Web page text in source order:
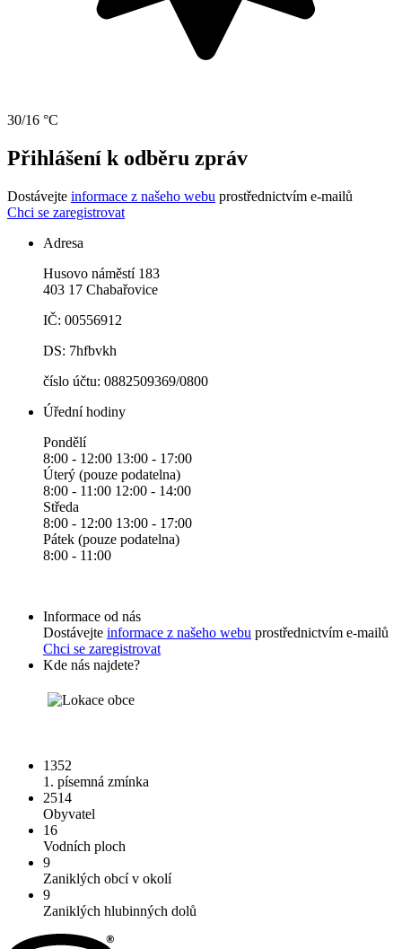
30/16 °C
Přihlášení k odběru zpráv
Dostávejte informace z našeho webu prostřednictvím e-mailů
Chci se zaregistrovat
Adresa
Husovo náměstí 183
403 17 Chabařovice
IČ: 00556912
DS: 7hfbvkh
číslo účtu: 0882509369/0800
Úřední hodiny
Pondělí
8:00 - 12:00 13:00 - 17:00
Úterý (pouze podatelna)
8:00 - 11:00 12:00 - 14:00
Středa
8:00 - 12:00 13:00 - 17:00
Pátek (pouze podatelna)
8:00 - 11:00
Informace od nás
Dostávejte informace z našeho webu prostřednictvím e-mailů
Chci se zaregistrovat
Kde nás najdete?
1352
1. písemná zmínka
2514
Obyvatel
16
Vodních ploch
9
Zaniklých obcí v okolí
9
Zaniklých hlubinných dolů